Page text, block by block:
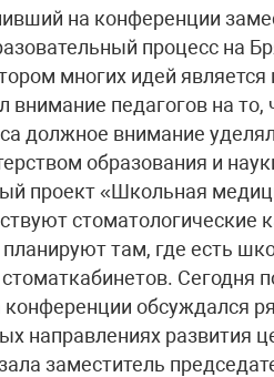
на конференции
процесс на
многих идей
внимание педагогов на
должное внимание
образования и
проект «Школьная
стоматологические
планируют там, где есть
стоматкабинетов. Сегодня
конференции обсуждался
направлениях развития
заместитель